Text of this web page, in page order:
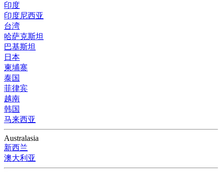
印度
印度尼西亚
台湾
哈萨克斯坦
巴基斯坦
日本
柬埔寨
泰国
菲律宾
越南
韩国
马来西亚
Australasia
新西兰
澳大利亚